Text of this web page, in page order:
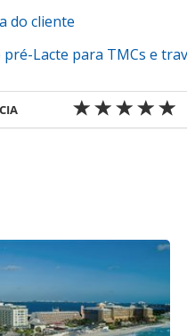
do cliente
Lacte para TMCs e
corporativas/eventos/
ou
produzido pela
autoral. Não reproduza o